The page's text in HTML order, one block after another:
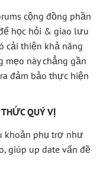
cộng đồng phần
học hỏi & giao lưu
cải thiện khả năng
này chẳng gần
đảm bảo thực hiện
QUÝ VỊ
khoản phụ trợ như
giúp up date vấn đề